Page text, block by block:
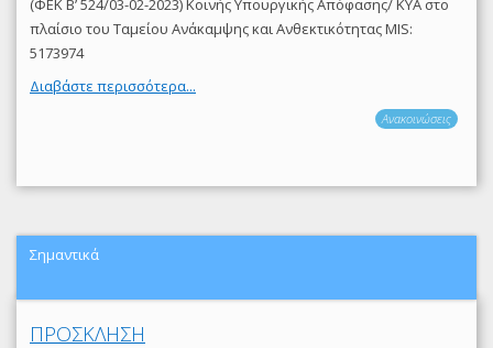
(ΦΕΚ Β’ 524/03-02-2023) Κοινής Υπουργικής Απόφασης/ ΚΥΑ στο
πλαίσιο του Ταμείου Ανάκαμψης και Ανθεκτικότητας MIS:
5173974
Διαβάστε περισσότερα...
Ανακοινώσεις
Σημαντικά
ΠΡΟΣΚΛΗΣΗ